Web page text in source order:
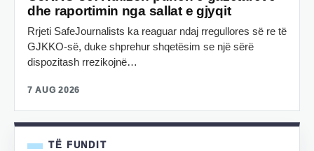
dhe raportimin nga sallat e gjyqit
Rrjeti SafeJournalists ka reaguar ndaj rregullores së re të
GJKKO-së, duke shprehur shqetësim se një sërë
dispozitash rrezikojnë…
7 AUG 2026
TË FUNDIT